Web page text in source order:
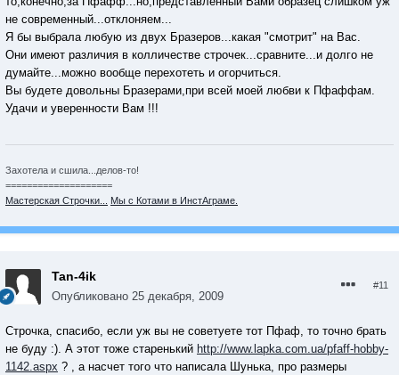
не современный...отклоняем...
Я бы выбрала любую из двух Бразеров...какая "смотрит" на Вас.
Они имеют различия в колличестве строчек...сравните...и долго не
думайте...можно вообще перехотеть и огорчиться.
Вы будете довольны Бразерами,при всей моей любви к Пфаффам.
Удачи и уверенности Вам !!!
Захотела и сшила...делов-то!
====================
Мастерская Строчки...
Мы с Котами в ИнстАграме.
Tan-4ik
Опубликовано 25 декабря, 2009
#11
Строчка, спасибо, если уж вы не советуете тот Пфаф, то точно брать
не буду :). А этот тоже старенький http://www.lapka.com.ua/pfaff-hobby-
1142.aspx ? , а насчет того что написала Шунька, про размеры